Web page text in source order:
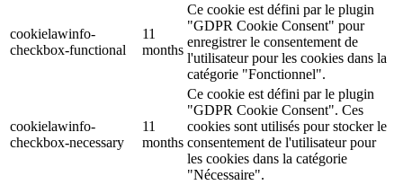
cookielawinfo-
checkbox-functional
11
months
Ce cookie est défini par le plugin
"GDPR Cookie Consent" pour
enregistrer le consentement de
l'utilisateur pour les cookies dans la
catégorie "Fonctionnel".
cookielawinfo-
checkbox-necessary
11
months
Ce cookie est défini par le plugin
"GDPR Cookie Consent". Ces
cookies sont utilisés pour stocker le
consentement de l'utilisateur pour
les cookies dans la catégorie
"Nécessaire".